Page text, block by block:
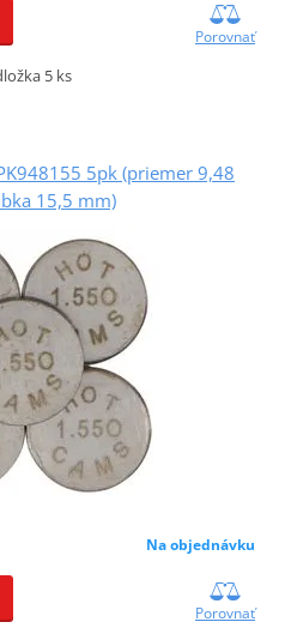
Porovnať
5 ks
5pk (priemer 9,48
15,5 mm)
Na objednávku
Porovnať